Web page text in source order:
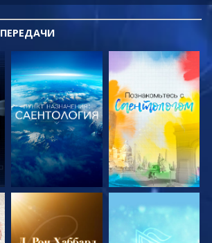
ПЕРЕДАЧИ
СМОТРЕТЬ СМОТРЕТЬ